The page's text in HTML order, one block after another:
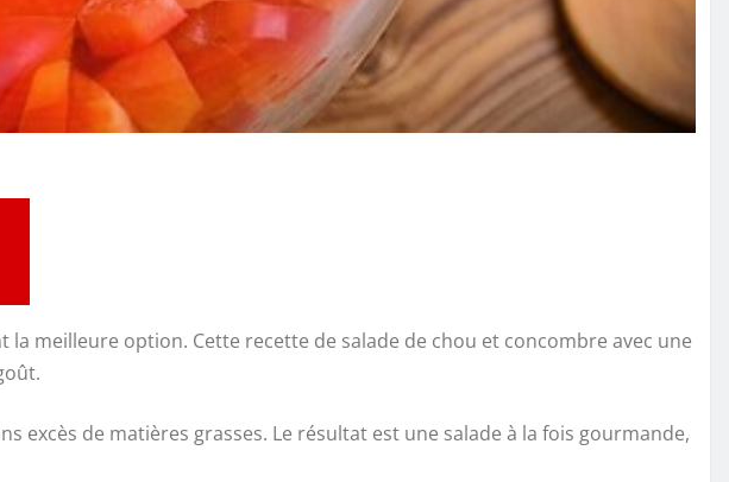
meilleure option. Cette recette de salade de chou et concombre avec une
excès de matières grasses. Le résultat est une salade à la fois gourmande,